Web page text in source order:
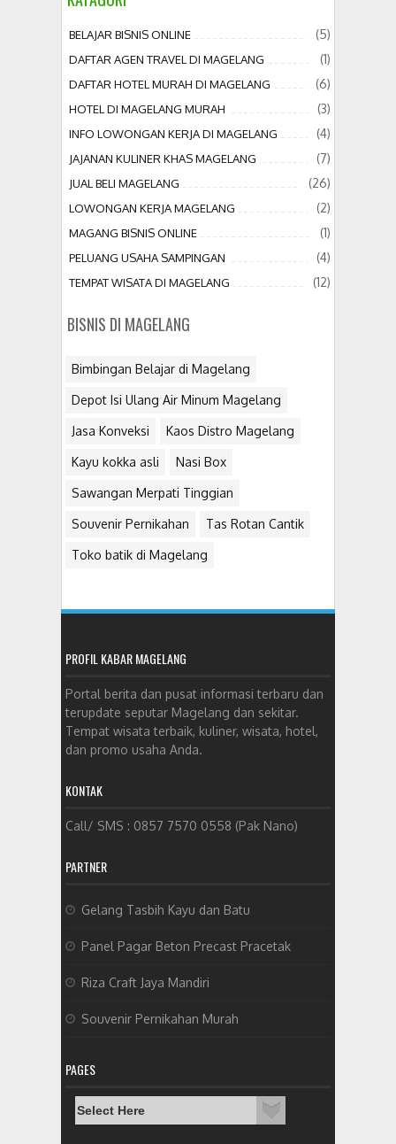
BELAJAR BISNIS ONLINE (5)
DAFTAR AGEN TRAVEL DI MAGELANG (1)
DAFTAR HOTEL MURAH DI MAGELANG (6)
HOTEL DI MAGELANG MURAH (3)
INFO LOWONGAN KERJA DI MAGELANG (4)
JAJANAN KULINER KHAS MAGELANG (7)
JUAL BELI MAGELANG (26)
LOWONGAN KERJA MAGELANG (2)
MAGANG BISNIS ONLINE (1)
PELUANG USAHA SAMPINGAN (4)
TEMPAT WISATA DI MAGELANG (12)
BISNIS DI MAGELANG
Bimbingan Belajar di Magelang
Depot Isi Ulang Air Minum Magelang
Jasa Konveksi Kaos Distro Magelang
Kayu kokka asli Nasi Box
Sawangan Merpati Tinggian
Souvenir Pernikahan Tas Rotan Cantik
Toko batik di Magelang
PROFIL KABAR MAGELANG
Portal berita dan pusat informasi terbaru dan
terupdate seputar Magelang dan sekitar.
Tempat wisata terbaik, kuliner, wisata, hotel,
dan promo usaha Anda.
KONTAK
Call/ SMS : 0857 7570 0558 (Pak Nano)
PARTNER
Gelang Tasbih Kayu dan Batu
Panel Pagar Beton Precast Pracetak
Riza Craft Jaya Mandiri
Souvenir Pernikahan Murah
PAGES